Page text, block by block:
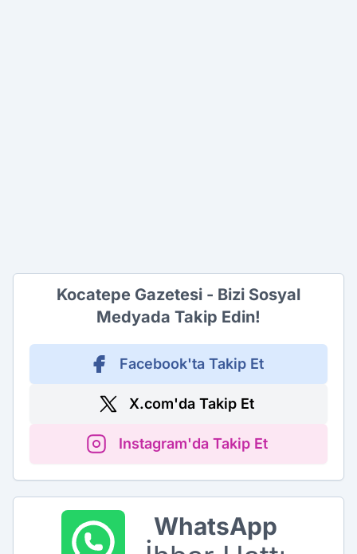
Kocatepe Gazetesi - Bizi Sosyal
Medyada Takip Edin!
Facebook'ta Takip Et
X.com'da Takip Et
Instagram'da Takip Et
WhatsApp